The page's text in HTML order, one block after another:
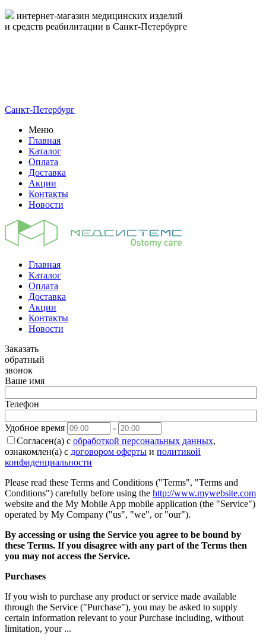
интернет-магазин медицинских изделий
и средств реабилитации в Санкт-Петербурге
Санкт-Петербург
Меню
Главная
Каталог
Оплата
Доставка
Акции
Контакты
Новости
Главная
Каталог
Оплата
Доставка
Акции
Контакты
Новости
Заказать
обратный
звонок
Ваше имя
Телефон
Удобное время
-
Согласен(а) с обработкой персональных данных,
ознакомлен(а) с договором оферты и политикой
конфиденциальности
Please read these Terms and Conditions ("Terms", "Terms and
Conditions") carefully before using the http://www.mywebsite.com
website and the My Mobile App mobile application (the "Service")
operated by My Company ("us", "we", or "our").
By accessing or using the Service you agree to be bound by
these Terms. If you disagree with any part of the Terms then
you may not access the Service.
Purchases
If you wish to purchase any product or service made available
through the Service ("Purchase"), you may be asked to supply
certain information relevant to your Purchase including, without
limitation, your ...